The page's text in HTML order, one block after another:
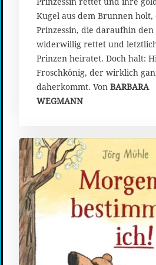
Kugel aus dem Brunnen holt,
Prinzessin, die daraufhin den
widerwillig rettet und
Prinzen heiratet. Doch halt:
Froschkönig, der wirklich
daherkommt. Von BARBARA
WEGMANN